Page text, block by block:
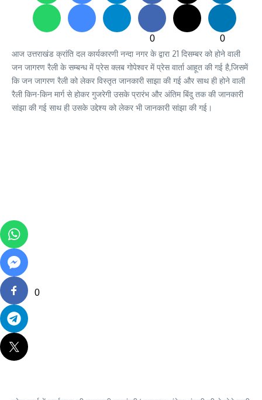
0
0
0
आज उत्तराखंड क्रांति दल कार्यकारणी नन्दा नगर के द्वारा 21 दिसम्बर को होने वाली
जन जागरण रैली के सम्बन्ध में प्रेस क्लब गोपेश्वर में प्रेस वार्ता आहूत की गई है,जिसमें
कि जन जागरण रैली को लेकर विस्तृत जानकारी साझा की गई और साथ ही होने वाली
रैली किन-किन मार्ग से होकर गुजरेगी उसके प्रारंभ और अंतिम बिंदु तक की जानकारी
सांझा की गई साथ ही उसके उद्देश्य को लेकर भी जानकारी सांझा की गई।